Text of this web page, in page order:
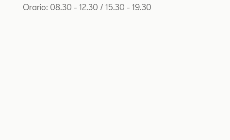
Orario: 08.30 - 12.30 / 15.30 - 19.30